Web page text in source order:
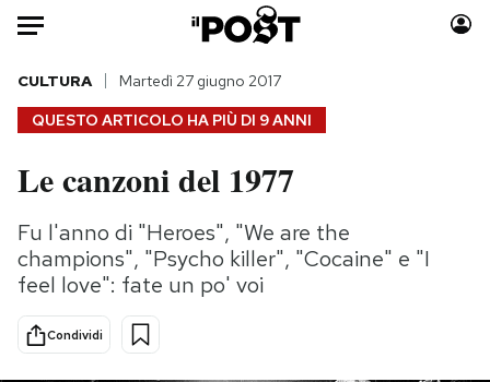
Auto
HOME
Italia
Politica
Tecnologia
Scienza
Moda
Consumismi
QUESTO ARTICOLO HA PIÙ DI 9 ANNI
CULTURA Martedì 27 giugno 2017
Le canzoni del 1977
Fu l'anno di "Heroes", "We are the
champions", "Psycho killer", "Cocaine" e "I
feel love": fate un po' voi
Condividi